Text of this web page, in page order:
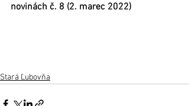
novinách č. 8 (2. marec 2022)
Stará Ľubovňa